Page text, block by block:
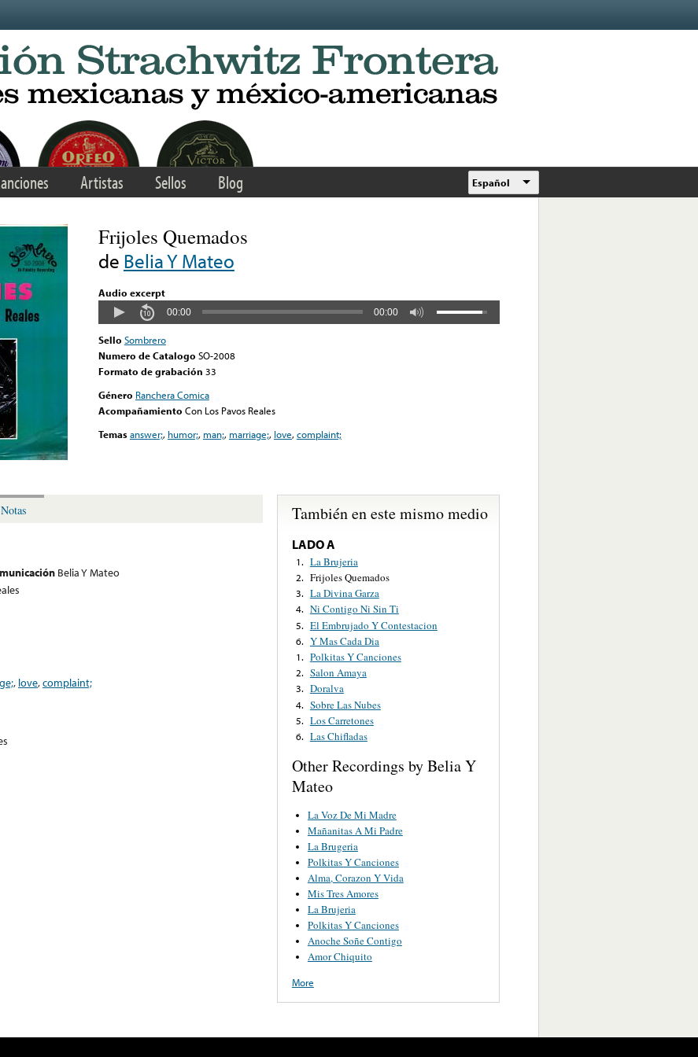
Artistas Sellos Blog Español
Frijoles Quemados
de Belia Y Mateo
Audio excerpt
00:00 00:00
Sello Sombrero
Numero de Catalogo SO-2008
Formato de grabación 33
Género Ranchera Comica
Acompañamiento Con Los Pavos Reales
Temasanswer;, humor;, man;, marriage;, love,complaint;
Notas
Belia Y Mateo
, love,complaint;
También en este mismo medio
LADO A
1. La Brujeria
2. Frijoles Quemados
3. La Divina Garza
4. Ni Contigo Ni Sin Ti
5. El Embrujado Y Contestacion
6. Y Mas Cada Dia
1. Polkitas Y Canciones
2. Salon Amaya
3. Doralva
4. Sobre Las Nubes
5. Los Carretones
6. Las Chifladas
Other Recordings by Belia Y
Mateo
La Voz De Mi Madre
Mañanitas A Mi Padre
La Brugeria
Polkitas Y Canciones
Alma, Corazon Y Vida
Mis Tres Amores
La Brujeria
Polkitas Y Canciones
Anoche Soñe Contigo
Amor Chiquito
More